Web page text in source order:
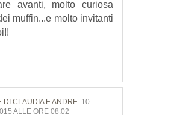
avanti, molto curiosa
muffin...e molto invitanti
DI CLAUDIA E ANDRE 10
ALLE ORE 08:02